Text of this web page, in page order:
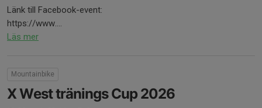
Länk till Facebook-event:
https://www....
Läs mer
Mountainbike
X West tränings Cup 2026